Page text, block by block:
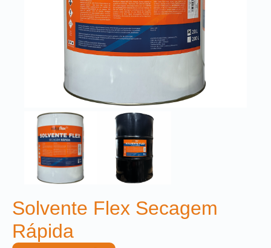
Solvente Flex Secagem
Rápida